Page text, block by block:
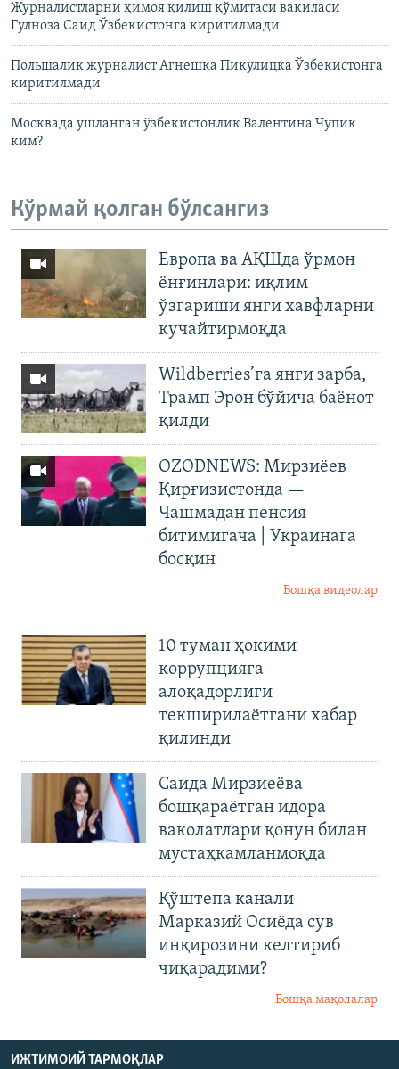
Журналистларни ҳимоя қилиш қўмитаси вакиласи
Гулноза Саид Ўзбекистонга киритилмади
Польшалик журналист Агнешка Пикулицка Ўзбекистонга
киритилмади
Москвада ушланган ўзбекистонлик Валентина Чупик
ким?
Кўрмай қолган бўлсангиз
Европа ва АҚШда ўрмон
ёнғинлари: иқлим
ўзгариши янги хавфларни
кучайтирмоқда
Wildberries’га янги зарба,
Трамп Эрон бўйича баёнот
қилди
OZODNEWS: Мирзиёев
Қирғизистонда —
Чашмадан пенсия
битимигача | Украинага
босқин
Бошқа видеолар
10 туман ҳокими
коррупцияга
алоқадорлиги
текширилаётгани хабар
қилинди
Саида Мирзиеёва
бошқараётган идора
ваколатлари қонун билан
мустаҳкамланмоқда
Қўштепа канали
Марказий Осиёда сув
инқирозини келтириб
чиқарадими?
Бошқа мақолалар
ИЖТИМОИЙ ТАРМОҚЛАР